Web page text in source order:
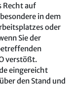
Recht auf
in dem
oder
Sie der
verstößt.
eingereicht
den Stand und